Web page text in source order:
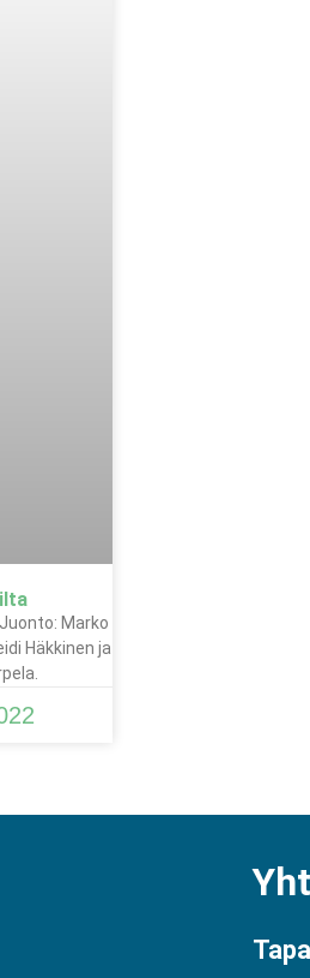
Marko
Häkkinen ja